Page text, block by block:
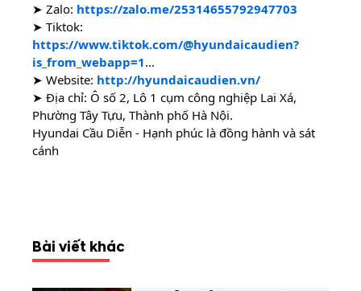
➤ Zalo: https://zalo.me/25314655792947703
➤ Tiktok:
https://www.tiktok.com/@hyundaicaudien?
is_from_webapp=1...
➤ Website: http://hyundaicaudien.vn/
➤ Địa chỉ: Ô số 2, Lô 1 cụm công nghiệp Lai Xá,
Phường Tây Tựu, Thành phố Hà Nội.
Hyundai Cầu Diễn - Hạnh phúc là đồng hành và sát
cánh
Bài viết khác